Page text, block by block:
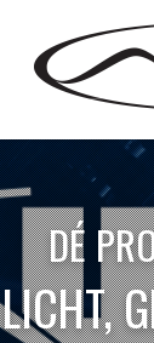
DÉ
LICHT,